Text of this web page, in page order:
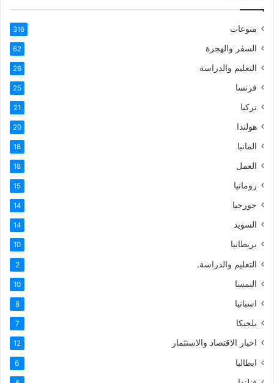
منوعات 316
السفر والهجرة 62
التعليم والدراسة 26
فرنسا 25
تركيا 21
هولندا 20
المانيا 18
العمل 18
رومانيا 15
جورجيا 14
السويد 14
بريطانيا 10
التعليم والدراسة. 2
النمسا 10
اسبانيا 8
بلجيكا 7
اخبار الاقتصاد والاستثمار 12
ايطاليا 6